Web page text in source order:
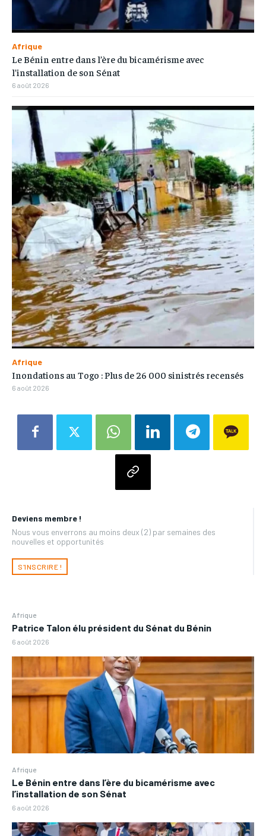
Deviens membre !
Nous vous enverrons au moins deux (2) par semaines des
nouvelles et opportunités
S'INSCRIRE !
Afrique
Patrice Talon élu président du Sénat du Bénin
6 août 2026
Afrique
Le Bénin entre dans l’ère du bicamérisme avec
l’installation de son Sénat
6 août 2026
Afrique
Le Bénin entre dans l’ère du bicamérisme avec
l’installation de son Sénat
6 août 2026
Afrique
Inondations au Togo : Plus de 26 000 sinistrés recensés
6 août 2026